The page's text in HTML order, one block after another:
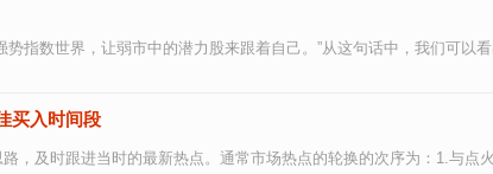
指数世界，让弱市中的潜力股来跟着自己。”从这句话中，我们可以
买入时间段
，及时跟进当时的最新热点。通常市场热点的轮换的次序为：1.与点